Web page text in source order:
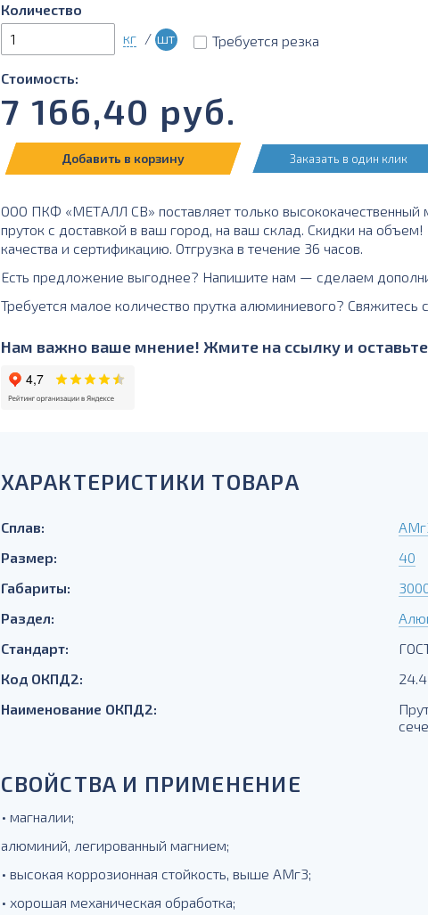
Количество
кг / шт Требуется резка
Стоимость:
7 166,40 руб.
Добавить в корзину Заказать в один клик
ООО ПКФ «МЕТАЛЛ СВ» поставляет только
пруток с доставкой в ваш город, на ваш склад. Скидки на
качества и сертификацию. Отгрузка в течение 36 часов.
Есть предложение выгоднее? Напишите нам — сделаем
Требуется малое количество прутка алюминиевого?
Нам важно ваше мнение! Жмите на ссылку и
ХАРАКТЕРИСТИКИ ТОВАРА
Сплав:
Размер:
40
Габариты:
Раздел:
Стандарт:
Код ОКПД2:
Наименование ОКПД2:
СВОЙСТВА И ПРИМЕНЕНИЕ
• магналии;
алюминий, легированный магнием;
• высокая коррозионная стойкость, выше АМг3;
• хорошая механическая обработка;